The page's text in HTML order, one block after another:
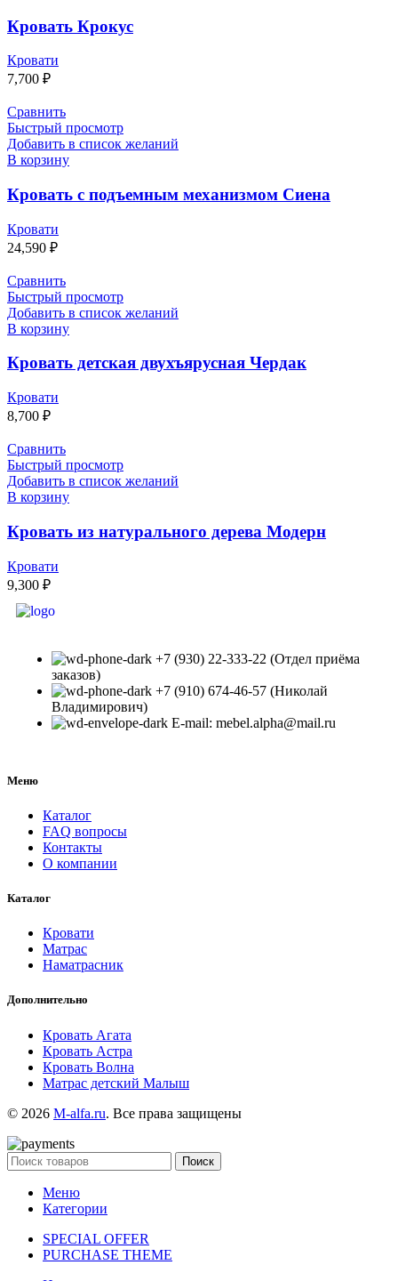
Кровать Крокус
Кровати
7,700 ₽
Сравнить
Быстрый просмотр
Добавить в список желаний
В корзину
Кровать с подъемным механизмом Сиена
Кровати
24,590 ₽
Сравнить
Быстрый просмотр
Добавить в список желаний
В корзину
Кровать детская двухъярусная Чердак
Кровати
8,700 ₽
Сравнить
Быстрый просмотр
Добавить в список желаний
В корзину
Кровать из натурального дерева Модерн
Кровати
9,300 ₽
+7 (930) 22-333-22 (Отдел приёма
заказов)
+7 (910) 674-46-57 (Николай
Владимирович)
E-mail: mebel.alpha@mail.ru
Меню
Каталог
FAQ вопросы
Контакты
О компании
Каталог
Кровати
Матрас
Наматрасник
Дополнительно
Кровать Агата
Кровать Астра
Кровать Волна
Матрас детский Малыш
© 2026 M-alfa.ru. Все права защищены
Поиск
Меню
Категории
SPECIAL OFFER
PURCHASE THEME